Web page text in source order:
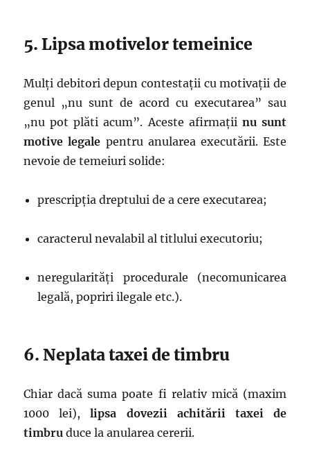
5. Lipsa motivelor temeinice
Mulți debitori depun contestații cu motivații de
genul „nu sunt de acord cu executarea” sau
„nu pot plăti acum”. Aceste afirmații nu sunt
motive legale pentru anularea executării. Este
nevoie de temeiuri solide:
prescripția dreptului de a cere executarea;
caracterul nevalabil al titlului executoriu;
neregularități procedurale (necomunicarea
legală, popriri ilegale etc.).
6. Neplata taxei de timbru
Chiar dacă suma poate fi relativ mică (maxim
1000 lei),lipsa dovezii achitării taxei de
timbru duce la anularea cererii.